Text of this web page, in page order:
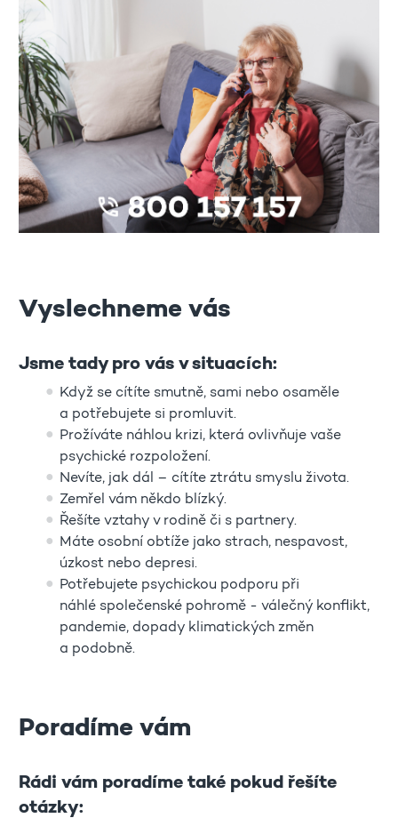
Vyslechneme vás
Jsme tady pro vás v situacích:
Když se cítíte smutně, sami nebo osaměle
a potřebujete si promluvit.
Prožíváte náhlou krizi, která ovlivňuje vaše
psychické rozpoložení.
Nevíte, jak dál – cítíte ztrátu smyslu života.
Zemřel vám někdo blízký.
Řešíte vztahy v rodině či s partnery.
Máte osobní obtíže jako strach, nespavost,
úzkost nebo depresi.
Potřebujete psychickou podporu při
náhlé společenské pohromě - válečný konflikt,
pandemie, dopady klimatických změn
a podobně.
Poradíme vám
Rádi vám poradíme také pokud řešíte
otázky: